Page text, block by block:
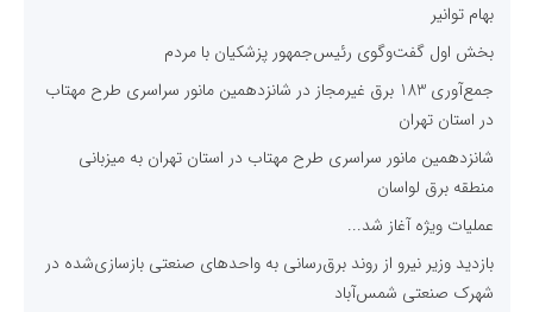
بهام توانیر
بخش اول گفت‌وگوی رئیس‌جمهور پزشکیان با مردم
جمع‌آوری 183 برق غیرمجاز در شانزدهمین مانور سراسری طرح مهتاب
در استان تهران
شانزدهمین مانور سراسری طرح مهتاب در استان تهران به میزبانی
منطقه برق لواسان
عملیات ویژه آغاز شد...
بازدید وزیر نیرو از روند برق‌رسانی به واحدهای صنعتی بازسازی‌شده در
شهرک صنعتی شمس‌آباد